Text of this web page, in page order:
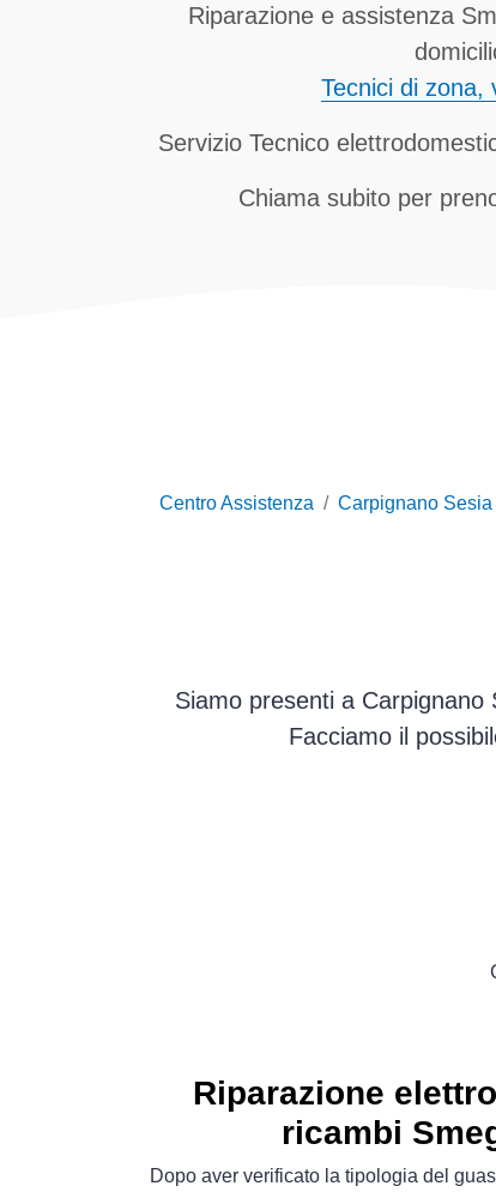
Riparazione e assistenza
Tecnici di zona,
Servizio Tecnico
Chiama subito per
Centro Assistenza Carpignano Sesia
Siamo presenti a
Facciamo il
Riparazione
ricambi
Dopo aver verificato la tipologia del